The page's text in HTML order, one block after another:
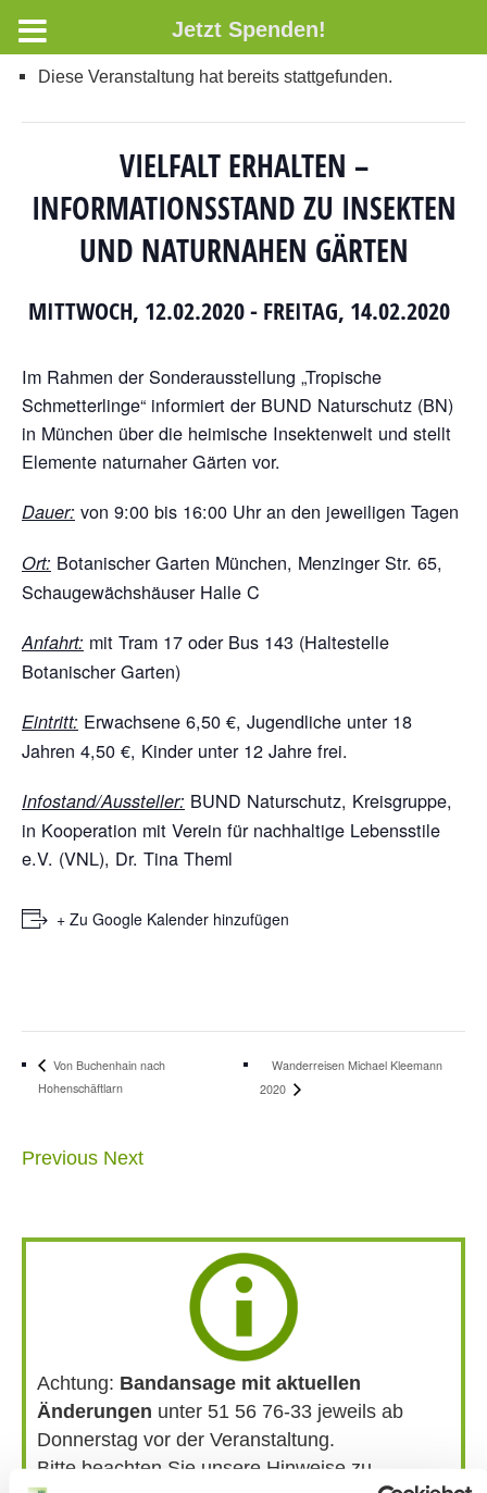
Diese Veranstaltung hat bereits stattgefunden.
VIELFALT ERHALTEN –
INFORMATIONSSTAND ZU INSEKTEN
UND NATURNAHEN GÄRTEN
MITTWOCH, 12.02.2020- FREITAG, 14.02.2020
Im Rahmen der Sonderausstellung „Tropische
Schmetterlinge“ informiert der BUND Naturschutz (BN)
in München über die heimische Insektenwelt und stellt
Elemente naturnaher Gärten vor.
Dauer: von 9:00 bis 16:00 Uhr an den jeweiligen Tagen
Ort: Botanischer Garten München, Menzinger Str. 65,
Schaugewächshäuser Halle C
Anfahrt: mit Tram 17 oder Bus 143 (Haltestelle
Botanischer Garten)
Eintritt: Erwachsene 6,50 €, Jugendliche unter 18
Jahren 4,50 €, Kinder unter 12 Jahre frei.
Infostand/Aussteller: BUND Naturschutz, Kreisgruppe,
in Kooperation mit Verein für nachhaltige Lebensstile
e.V. (VNL), Dr. Tina Theml
+ Zu Google Kalender hinzufügen
Von Buchenhain nach
Hohenschäftlarn
Wanderreisen Michael Kleemann
2020
Previous Next
Achtung: Bandansage mit aktuellen
Änderungen unter 51 56 76-33 jeweils ab
Donnerstag vor der Veranstaltung.
Bitte beachten Sie unsere Hinweise zu
Jetzt Spenden!